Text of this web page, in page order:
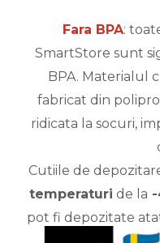
Fara BPA:
SmartStore sunt
BPA. Materialul
fabricat din
ridicata la socuri,
Cutiile de
temperaturi de la -
pot fi depozitate